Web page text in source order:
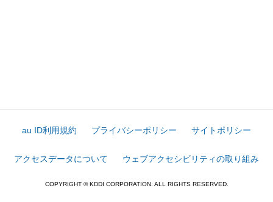
au ID利用規約 プライバシーポリシー サイトポリシー
アクセスデータについて ウェブアクセシビリティの取り組み
COPYRIGHT © KDDI CORPORATION. ALL RIGHTS RESERVED.